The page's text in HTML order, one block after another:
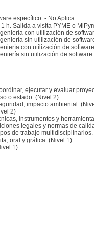
específico: - No Aplica
h. Salida a visita PYME o
con utilización de
sin utilización de
con utilización de
sin utilización de software
ejecutar y evaluar
o estado. (Nivel 2)
impacto ambiental.
2)
instrumentos y
legales y normas de
de trabajo
oral y gráfica. (Nivel 1)
1)